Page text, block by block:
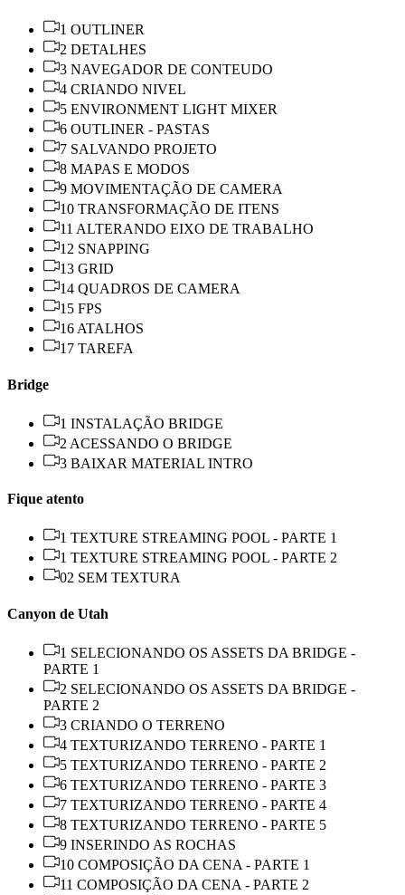
1 OUTLINER
2 DETALHES
3 NAVEGADOR DE CONTEUDO
4 CRIANDO NIVEL
5 ENVIRONMENT LIGHT MIXER
6 OUTLINER - PASTAS
7 SALVANDO PROJETO
8 MAPAS E MODOS
9 MOVIMENTAÇÃO DE CAMERA
10 TRANSFORMAÇÃO DE ITENS
11 ALTERANDO EIXO DE TRABALHO
12 SNAPPING
13 GRID
14 QUADROS DE CAMERA
15 FPS
16 ATALHOS
17 TAREFA
Bridge
1 INSTALAÇÃO BRIDGE
2 ACESSANDO O BRIDGE
3 BAIXAR MATERIAL INTRO
Fique atento
1 TEXTURE STREAMING POOL - PARTE 1
1 TEXTURE STREAMING POOL - PARTE 2
02 SEM TEXTURA
Canyon de Utah
1 SELECIONANDO OS ASSETS DA BRIDGE -
PARTE 1
2 SELECIONANDO OS ASSETS DA BRIDGE -
PARTE 2
3 CRIANDO O TERRENO
4 TEXTURIZANDO TERRENO - PARTE 1
5 TEXTURIZANDO TERRENO - PARTE 2
6 TEXTURIZANDO TERRENO - PARTE 3
7 TEXTURIZANDO TERRENO - PARTE 4
8 TEXTURIZANDO TERRENO - PARTE 5
9 INSERINDO AS ROCHAS
10 COMPOSIÇÃO DA CENA - PARTE 1
11 COMPOSIÇÃO DA CENA - PARTE 2